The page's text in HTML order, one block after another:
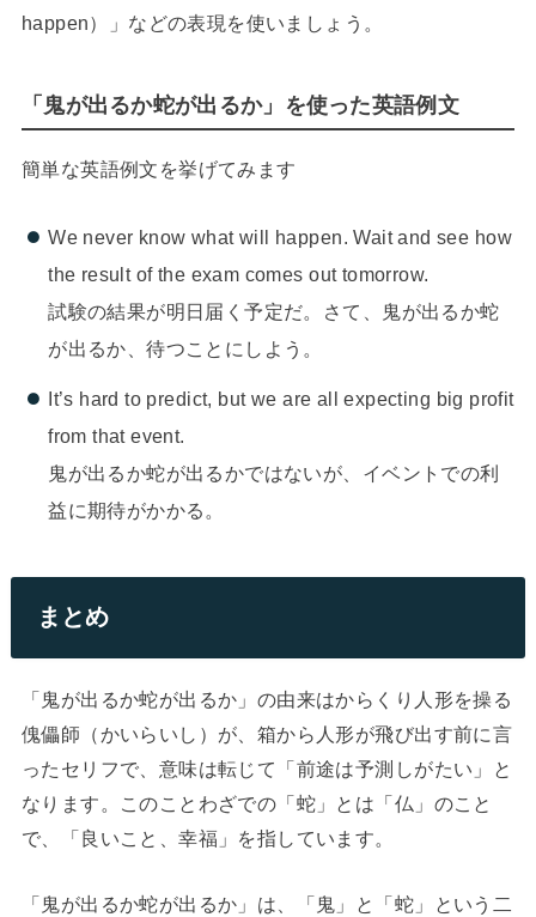
happen）」などの表現を使いましょう。
「鬼が出るか蛇が出るか」を使った英語例文
簡単な英語例文を挙げてみます
We never know what will happen. Wait and see how
the result of the exam comes out tomorrow.
試験の結果が明日届く予定だ。さて、鬼が出るか蛇
が出るか、待つことにしよう。
It’s hard to predict, but we are all expecting big profit
from that event.
鬼が出るか蛇が出るかではないが、イベントでの利
益に期待がかかる。
まとめ
「鬼が出るか蛇が出るか」の由来はからくり人形を操る
傀儡師（かいらいし）が、箱から人形が飛び出す前に言
ったセリフで、意味は転じて「前途は予測しがたい」と
なります。このことわざでの「蛇」とは「仏」のこと
で、「良いこと、幸福」を指しています。
「鬼が出るか蛇が出るか」は、「鬼」と「蛇」という二